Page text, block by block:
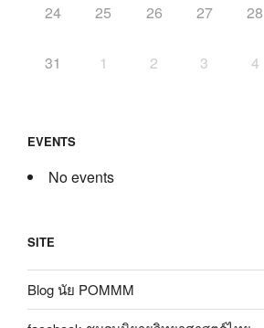
24 25 26 27 28
31 1 2 3 4
EVENTS
No events
SITE
Blog นัย POMMM